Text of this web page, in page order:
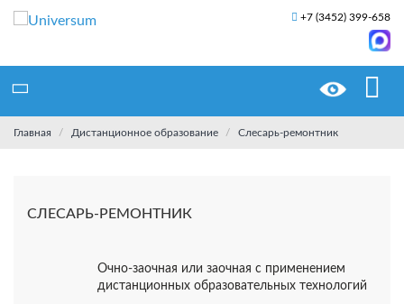
+7 (3452) 399-658
Главная Дистанционное образование Слесарь-ремонтник
СЛЕСАРЬ-РЕМОНТНИК
Очно-заочная или заочная с применением
дистанционных образовательных технологий